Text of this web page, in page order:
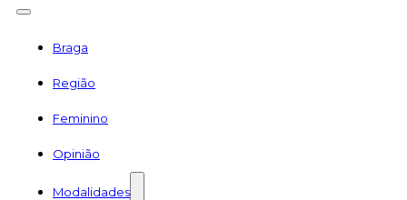
Braga
Região
Feminino
Opinião
Modalidades